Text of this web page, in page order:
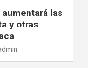
las
y otras